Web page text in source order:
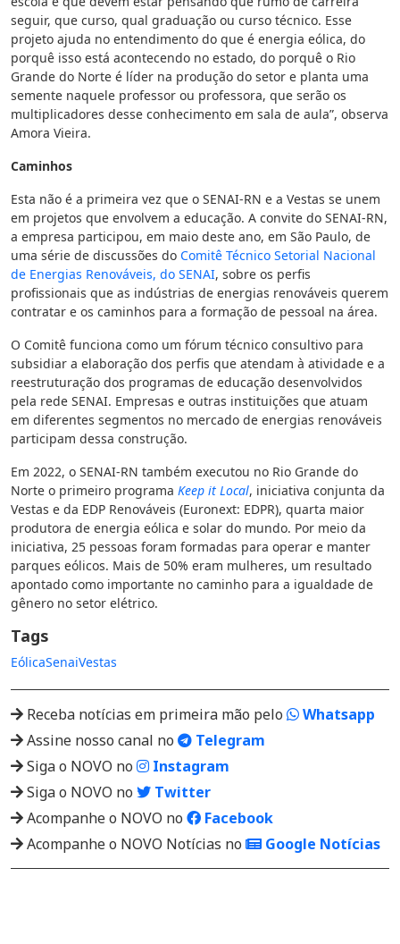
seguir, que curso, qual graduação ou curso técnico. Esse
projeto ajuda no entendimento do que é energia eólica, do
porquê isso está acontecendo no estado, do porquê o Rio
Grande do Norte é líder na produção do setor e planta uma
semente naquele professor ou professora, que serão os
multiplicadores desse conhecimento em sala de aula”, observa
Amora Vieira.
Caminhos
Esta não é a primeira vez que o SENAI-RN e a Vestas se unem
em projetos que envolvem a educação. A convite do SENAI-RN,
a empresa participou, em maio deste ano, em São Paulo, de
uma série de discussões do Comitê Técnico Setorial Nacional
de Energias Renováveis, do SENAI, sobre os perfis
profissionais que as indústrias de energias renováveis querem
contratar e os caminhos para a formação de pessoal na área.
O Comitê funciona como um fórum técnico consultivo para
subsidiar a elaboração dos perfis que atendam à atividade e a
reestruturação dos programas de educação desenvolvidos
pela rede SENAI. Empresas e outras instituições que atuam
em diferentes segmentos no mercado de energias renováveis
participam dessa construção.
Em 2022, o SENAI-RN também executou no Rio Grande do
Norte o primeiro programa Keep it Local, iniciativa conjunta da
Vestas e da EDP Renováveis (Euronext: EDPR), quarta maior
produtora de energia eólica e solar do mundo. Por meio da
iniciativa, 25 pessoas foram formadas para operar e manter
parques eólicos. Mais de 50% eram mulheres, um resultado
apontado como importante no caminho para a igualdade de
gênero no setor elétrico.
Tags
EólicaSenaiVestas
Receba notícias em primeira mão pelo
Whatsapp
Assine nosso canal no
Telegram
Siga o NOVO no
Instagram
Siga o NOVO no
Twitter
Acompanhe o NOVO no
Facebook
Acompanhe o NOVO Notícias no
Google Notícias